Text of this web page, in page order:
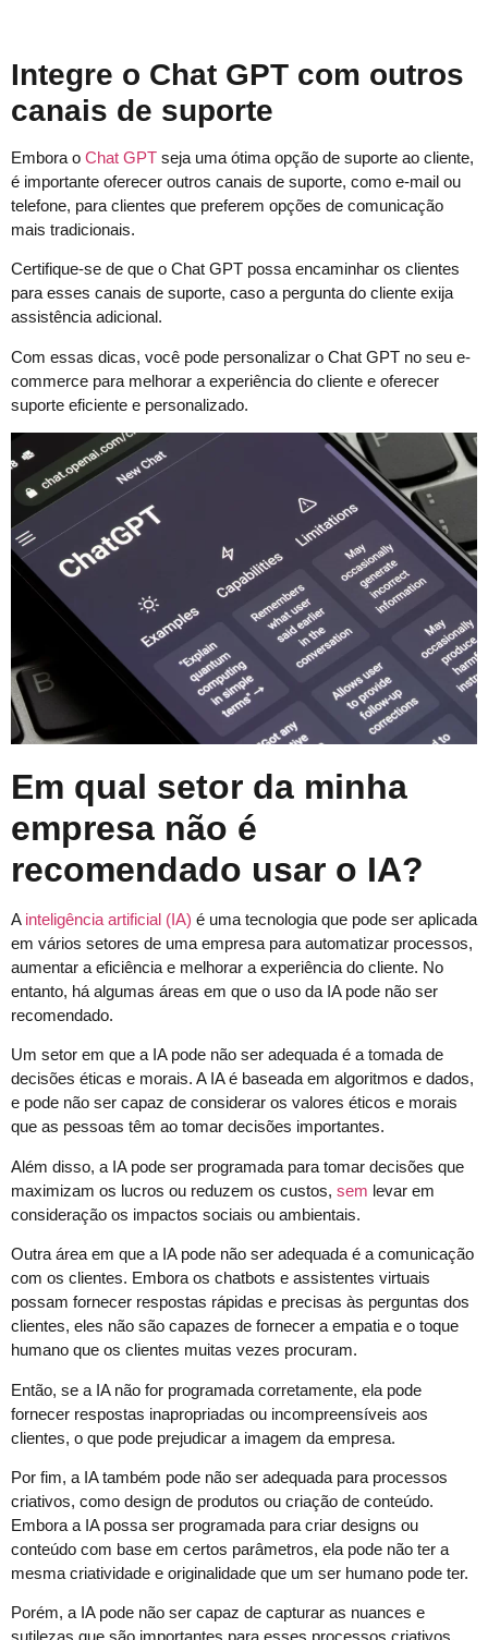
Integre o Chat GPT com outros
canais de suporte
Embora o Chat GPT seja uma ótima opção de suporte ao cliente,
é importante oferecer outros canais de suporte, como e-mail ou
telefone, para clientes que preferem opções de comunicação
mais tradicionais.
Certifique-se de que o Chat GPT possa encaminhar os clientes
para esses canais de suporte, caso a pergunta do cliente exija
assistência adicional.
Com essas dicas, você pode personalizar o Chat GPT no seu e-
commerce para melhorar a experiência do cliente e oferecer
suporte eficiente e personalizado.
Em qual setor da minha
empresa não é
recomendado usar o IA?
A inteligência artificial (IA) é uma tecnologia que pode ser aplicada
em vários setores de uma empresa para automatizar processos,
aumentar a eficiência e melhorar a experiência do cliente. No
entanto, há algumas áreas em que o uso da IA pode não ser
recomendado.
Um setor em que a IA pode não ser adequada é a tomada de
decisões éticas e morais. A IA é baseada em algoritmos e dados,
e pode não ser capaz de considerar os valores éticos e morais
que as pessoas têm ao tomar decisões importantes.
Além disso, a IA pode ser programada para tomar decisões que
maximizam os lucros ou reduzem os custos, sem levar em
consideração os impactos sociais ou ambientais.
Outra área em que a IA pode não ser adequada é a comunicação
com os clientes. Embora os chatbots e assistentes virtuais
possam fornecer respostas rápidas e precisas às perguntas dos
clientes, eles não são capazes de fornecer a empatia e o toque
humano que os clientes muitas vezes procuram.
Então, se a IA não for programada corretamente, ela pode
fornecer respostas inapropriadas ou incompreensíveis aos
clientes, o que pode prejudicar a imagem da empresa.
Por fim, a IA também pode não ser adequada para processos
criativos, como design de produtos ou criação de conteúdo.
Embora a IA possa ser programada para criar designs ou
conteúdo com base em certos parâmetros, ela pode não ter a
mesma criatividade e originalidade que um ser humano pode ter.
Porém, a IA pode não ser capaz de capturar as nuances e